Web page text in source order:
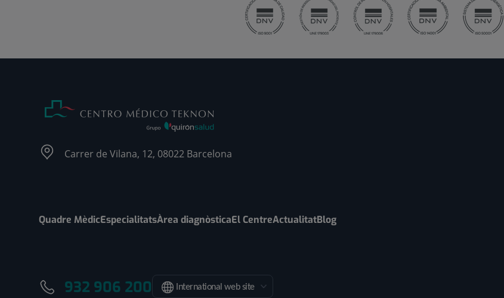
Carrer de Vilana, 12, 08022 Barcelona
Quadre MèdicEspecialitatsÀrea diagnòsticaEl CentreActualitatBlog
932 906 200 International web site